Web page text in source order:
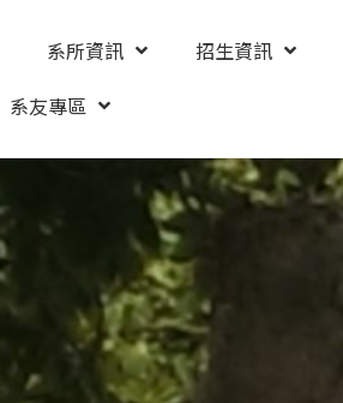
系所資訊 招生資訊
系友專區